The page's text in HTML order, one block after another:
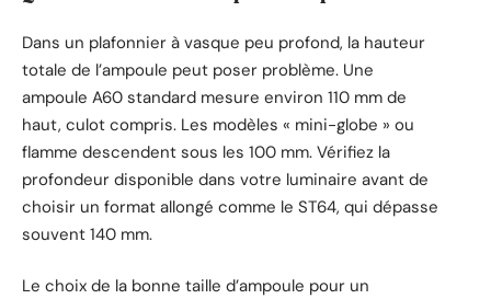
Dans un plafonnier à vasque peu profond, la hauteur
totale de l’ampoule peut poser problème. Une
ampoule A60 standard mesure environ 110 mm de
haut, culot compris. Les modèles « mini-globe » ou
flamme descendent sous les 100 mm. Vérifiez la
profondeur disponible dans votre luminaire avant de
choisir un format allongé comme le ST64, qui dépasse
souvent 140 mm.
Le choix de la bonne taille d’ampoule pour un